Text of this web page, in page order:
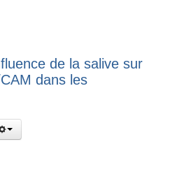
de la salive sur
dans les